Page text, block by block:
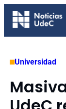
Saltar
Universidad